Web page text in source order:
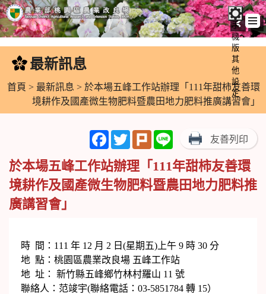
跳
要
容
手
機
版
其
他
設
定
最新訊息
首頁 > 最新訊息 > 於本場五峰工作站辦理「111年甜柿友善環
境耕作及國產微生物肥料暨農田地力肥料推廣講習會」
FacebookTwitterPlurk Line 友善列印
於本場五峰工作站辦理「111年甜柿友善環
境耕作及國產微生物肥料暨農田地力肥料推
廣講習會」
時 間：111 年 12 月 2 日(星期五)上午 9 時 30 分
地 點：桃園區農業改良場 五峰工作站
地 址： 新竹縣五峰鄉竹林村羅山 11 號
聯絡人：范竣宇(聯絡電話：03-5851784 轉 15）